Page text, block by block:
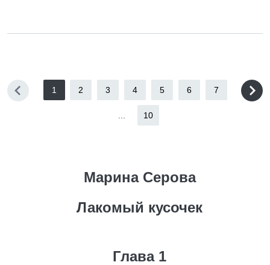
1 2 3 4 5 6 7
10
Марина Серова
Лакомый кусочек
Глава 1